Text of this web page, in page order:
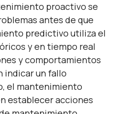
proactivo se
antes de que
predictivo utiliza el
y en tiempo real
y comportamientos
indicar un fallo
el mantenimiento
establecer acciones